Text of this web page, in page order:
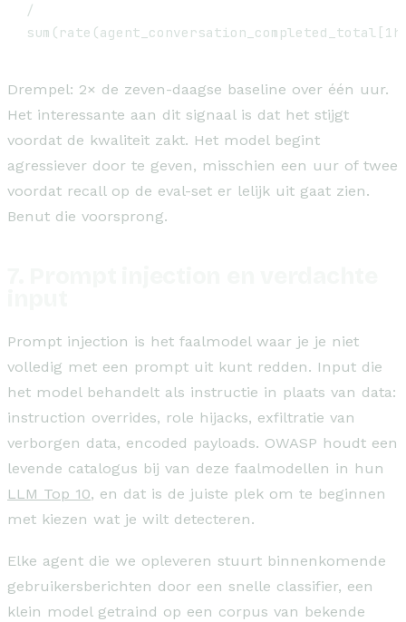
/
Drempel: 2× de zeven-daagse baseline over één uur.
Het interessante aan dit signaal is dat het stijgt
voordat de kwaliteit zakt. Het model begint
agressiever door te geven, misschien een uur of twee
voordat recall op de eval-set er lelijk uit gaat zien.
Benut die voorsprong.
Prompt injection is het faalmodel waar je je niet
volledig met een prompt uit kunt redden. Input die
het model behandelt als instructie in plaats van data:
instruction overrides, role hijacks, exfiltratie van
verborgen data, encoded payloads. OWASP houdt een
levende catalogus bij van deze faalmodellen in hun
LLM Top 10, en dat is de juiste plek om te beginnen
met kiezen wat je wilt detecteren.
Elke agent die we opleveren stuurt binnenkomende
gebruikersberichten door een snelle classifier, een
klein model getraind op een corpus van bekende